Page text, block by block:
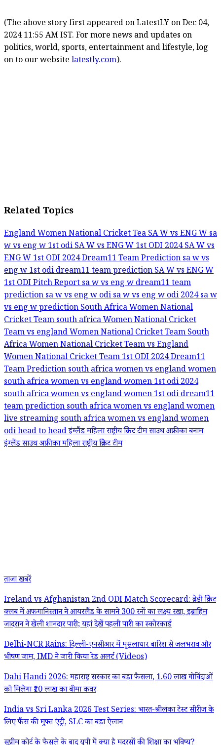
(The above story first appeared on LatestLY on Dec 04,
2024 11:55 AM IST. For more news and updates on
politics, world, sports, entertainment and lifestyle, log
on to our website latestly.com).
Related Topics
England Women National Cricket TeaSA W vs ENG Wsa
w vs eng w 1st odiSA W vs ENG W 1st ODI 2024SA W vs
ENG W 1st ODI 2024 Dream11 Team Predictionsa w vs
eng w 1st odi dream11 team predictionSA W vs ENG W
1st ODI Pitch Reportsa w vs eng w dream11 team
predictionsa w vs eng w odisa w vs eng w odi 2024sa w
vs eng w predictionSouth Africa Women National
Cricket Teamsouth africa Women National Cricket
Team vs england Women National Cricket TeamSouth
Africa Women National Cricket Team vs England
Women National Cricket Team 1st ODI 2024 Dream11
Team Predictionsouth africa women vs england women
south africa women vs england women 1st odi 2024
south africa women vs england women 1st odi dream11
team predictionsouth africa women vs england women
live streamingsouth africa women vs england women
odi head to headइंग्लैंड महिला राष्ट्रीय क्रिकेट टीमसाउथ अफ्रीका बनाम
इंग्लैंडसाउथ अफ्रीका महिला राष्ट्रीय क्रिकेट टीम
ताजा खबरें
Ireland vs Afghanistan 2nd ODI Match Scorecard: ब्रेडी क्रिकेट
क्लब में अफगानिस्तान ने आयरलैंड के सामने 300 रनों का लक्ष्य रखा, इब्राहिम
जादरान ने खेली शानदार पारी; यहां देखें पहली पारी का स्कोरकार्ड
Delhi-NCR Rains: दिल्ली-एनसीआर में मूसलाधार बारिश से जलभराव और
भीषण जाम, IMD ने जारी किया रेड अलर्ट (Videos)
Dahi Handi 2026: महाराष्ट्र सरकार का बड़ा फैसला, 1.60 लाख गोविंदाओं
को मिलेगा ₹10 लाख का बीमा कवर
India vs Sri Lanka 2026 Test Series: भारत-श्रीलंका टेस्ट सीरीज के
लिए फैंस की मुफ्त एंट्री, SLC का बड़ा ऐलान